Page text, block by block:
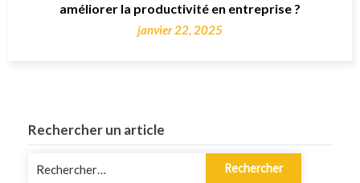
améliorer la productivité en entreprise ?
janvier 22, 2025
Rechercher un article